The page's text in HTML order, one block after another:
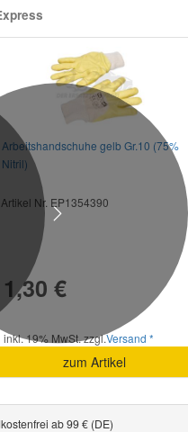
Arbeitshandschuhe gelb Gr.10 (75%
Nitril)
Artikel Nr. EP1354390
1,30 €
inkl. 19% MwSt. zzgl.Versand *
zum Artikel
Next
ab 99 € (DE)